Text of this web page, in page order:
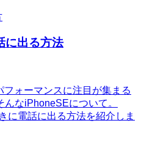
に出る方法
ォーマンスに注目が集まる
なiPhoneSEについて。
に電話に出る方法を紹介しま